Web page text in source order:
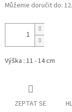
Můžeme doručit do:
Výška : 11 - 14 cm
ZEPTAT SE